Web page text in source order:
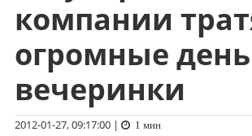
содержимому
компании
огромные
вечеринки
2012-01-27, 09:17:00| 1 мин